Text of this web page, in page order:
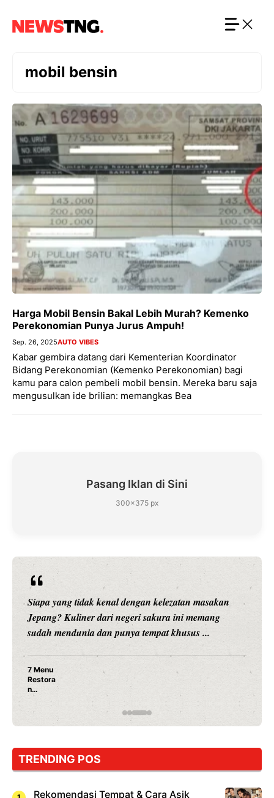
mobil bensin
Harga Mobil Bensin Bakal Lebih Murah? Kemenko
Perekonomian Punya Jurus Ampuh!
Sep. 26, 2025AUTO VIBES
Kabar gembira datang dari Kementerian Koordinator
Bidang Perekonomian (Kemenko Perekonomian) bagi
kamu para calon pembeli mobil bensin. Mereka baru saja
mengusulkan ide brilian: memangkas Bea
Pasang Iklan di Sini
300×375 px
Siapa yang tidak kenal dengan kelezatan masakan
Jepang? Kuliner dari negeri sakura ini memang
sudah mendunia dan punya tempat khusus ...
7 Menu
Restora
n
Jepang
yang
Dicoba,
Cuma
Sushi!
TRENDING POS
Rekomendasi Tempat & Cara Asik